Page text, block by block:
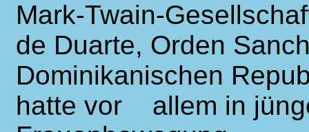
Mark-Twain-
de Duarte, Orden
Dominikanischen
hatte vor allem in